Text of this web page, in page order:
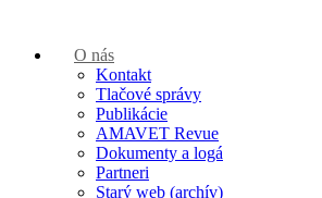
O nás
Kontakt
Tlačové správy
Publikácie
AMAVET Revue
Dokumenty a logá
Partneri
Starý web (archív)